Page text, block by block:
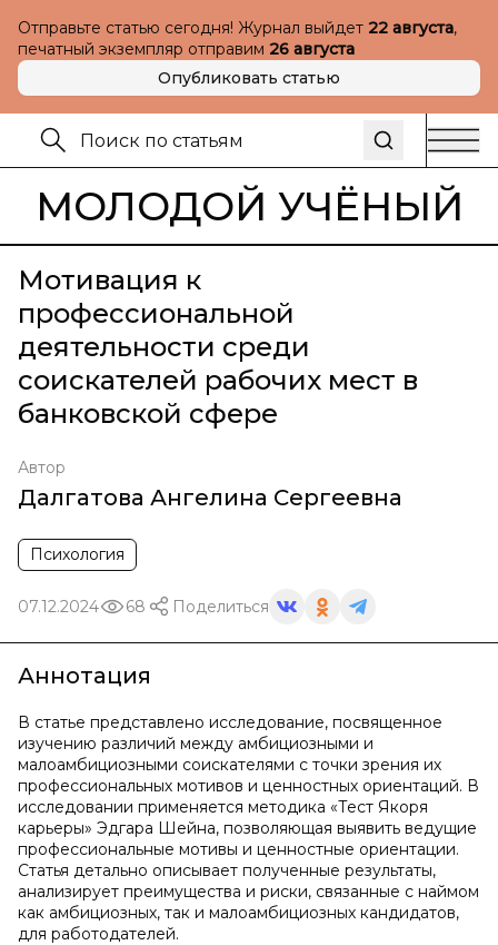
Отправьте статью сегодня! Журнал выйдет 22 августа,
печатный экземпляр отправим 26 августа
Опубликовать статью
МОЛОДОЙ УЧЁНЫЙ
Мотивация к
профессиональной
деятельности среди
соискателей рабочих мест в
банковской сфере
Автор
Далгатова Ангелина Сергеевна
Психология
07.12.2024 68 Поделиться
Аннотация
В статье представлено исследование, посвященное
изучению различий между амбициозными и
малоамбициозными соискателями с точки зрения их
профессиональных мотивов и ценностных ориентаций. В
исследовании применяется методика «Тест Якоря
карьеры» Эдгара Шейна, позволяющая выявить ведущие
профессиональные мотивы и ценностные ориентации.
Статья детально описывает полученные результаты,
анализирует преимущества и риски, связанные с наймом
как амбициозных, так и малоамбициозных кандидатов,
для работодателей.